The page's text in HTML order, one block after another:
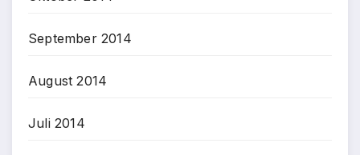
September 2014
August 2014
Juli 2014